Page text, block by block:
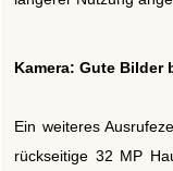
Kamera: Gute Bilder
Ein weiteres
rückseitige 32 MP